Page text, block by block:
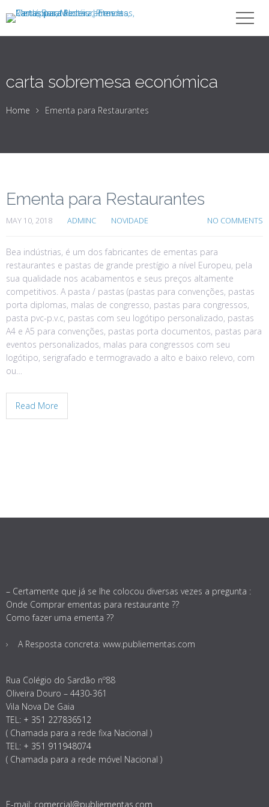
carta sobremesa económica
Home Ementa para Restaurantes
Ementa para Restaurantes
MAY 10, 2018 ADMINC NOVIDADE NO COMMENTS
Bea indústrias, é um dos fabricantes de ementas para
restaurantes e pastas de grande prestígio a nível Europeu, pela
sua qualidade nos acabamentos e seus preços altamente
competitivos. A pasta / pastas (pastas para convenções, pastas
porta diplomas, malas de congresso, pastas para congressos,
pasta pvc-p.v.c, pastas com seu logótipo personalizado, pastas
A4 e A5 para convenções, pastas porta documentos, pastas para
eventos personalizados, malas para congressos com seu
logótipo, serigrafado e termogravado a alto e baixo relevo, com
ou…
Read More
– Certamente que já se lhe colocou diversas vezes a pregunta :
Onde Comprar ementas para restaurante ??
Como fazer uma ementa ??
A Resposta concreta: www.publiementas.com
Rua Colégio do Sardão nº88
Oliveira Douro – 4430-361
Vila Nova De Gaia
TEL: + 351 227836512
( Chamada para a rede fixa Nacional )
TEL: + 351 911948074
( Chamada para a rede móvel Nacional )
E-mail: comercial@publiementas.com